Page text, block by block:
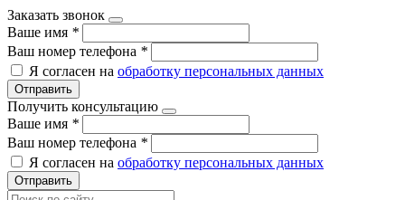
Заказать звонок
Ваше имя *
Ваш номер телефона *
Я согласен на обработку персональных данных
Отправить
Получить консультацию
Ваше имя *
Ваш номер телефона *
Я согласен на обработку персональных данных
Отправить